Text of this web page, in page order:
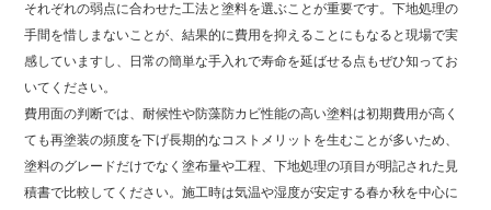
それぞれの弱点に合わせた工法と塗料を選ぶことが重要です。下地処理の
手間を惜しまないことが、結果的に費用を抑えることにもなると現場で実
感していますし、日常の簡単な手入れで寿命を延ばせる点もぜひ知ってお
いてください。
費用面の判断では、耐候性や防藻防カビ性能の高い塗料は初期費用が高く
ても再塗装の頻度を下げ長期的なコストメリットを生むことが多いため、
塗料のグレードだけでなく塗布量や工程、下地処理の項目が明記された見
積書で比較してください。施工時は気温や湿度が安定する春か秋を中心に